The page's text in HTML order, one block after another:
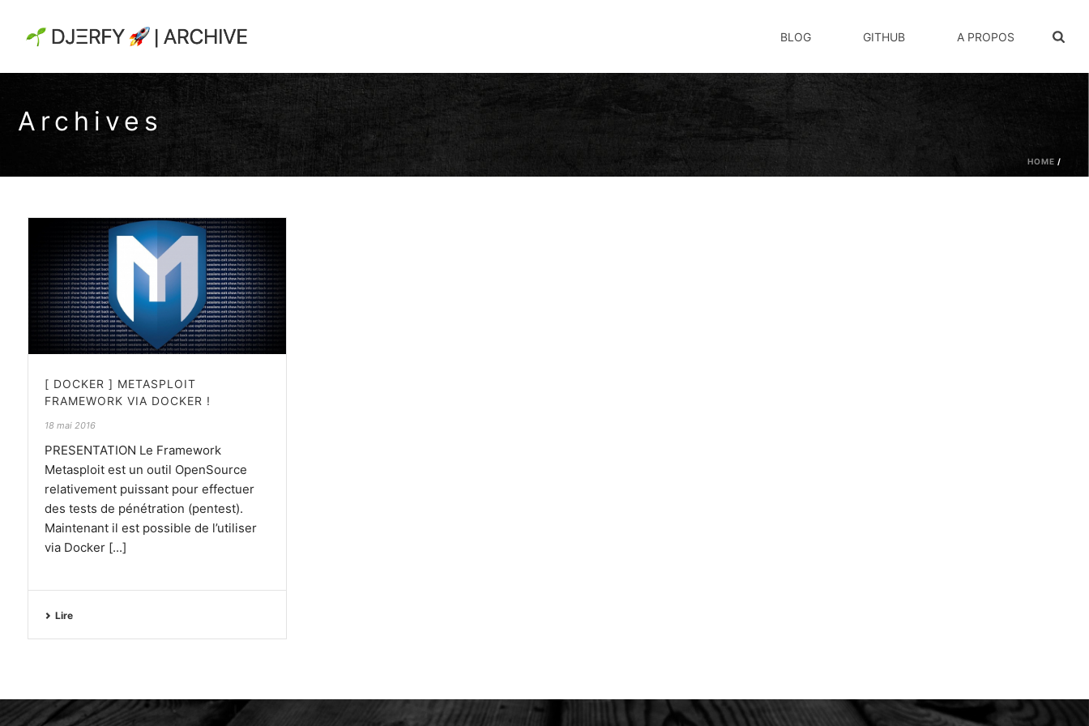
BLOG GITHUB A PROPOS
Archives
HOME /
[ DOCKER ] METASPLOIT
FRAMEWORK VIA DOCKER !
18 mai 2016
PRESENTATION Le Framework
Metasploit est un outil OpenSource
relativement puissant pour effectuer
des tests de pénétration (pentest).
Maintenant il est possible de l’utiliser
via Docker [...]
Lire